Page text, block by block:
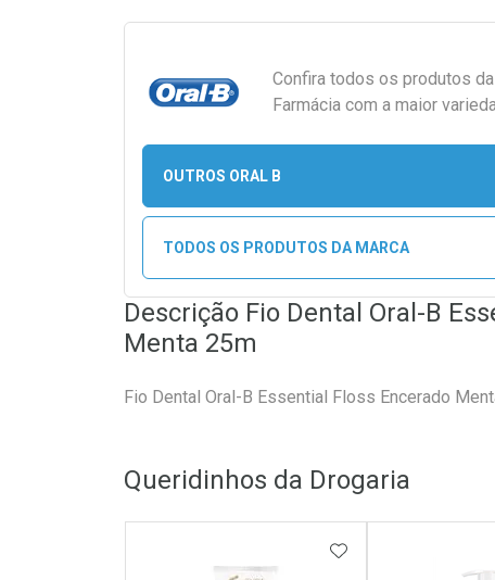
Confira todos os produtos da
Farmácia com a maior
OUTROS ORAL B
TODOS OS PRODUTOS DA MARCA
Descrição Fio Dental Oral-B
Menta 25m
Fio Dental Oral-B Essential Floss Encerado
Queridinhos da Drogaria
ADICIONAR AOS